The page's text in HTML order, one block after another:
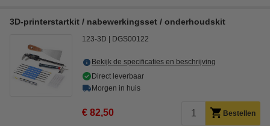
3D-printerstartkit / nabewerkingsset / onderhoudskit
123-3D DGS00122
Bekijk de specificaties en beschrijving
Direct leverbaar
Morgen in huis
€ 82,50 Bestellen